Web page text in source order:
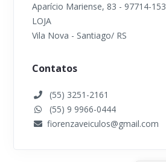
Aparício Mariense, 83 - 97714-153
LOJA
Vila Nova - Santiago/ RS
Contatos
(55) 3251-2161
(55) 9 9966-0444
fiorenzaveiculos@gmail.com